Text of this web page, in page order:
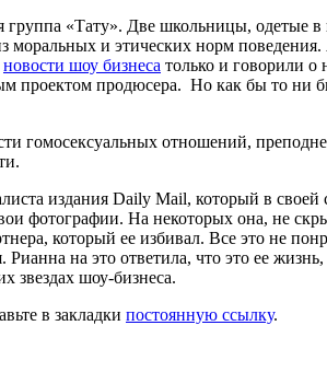
группа «Тату». Две школьницы, одетые
и этических норм
новости шоу бизнеса только и говорили о
проектом продюсера. Но как бы то
гомосексуальных отношений,
издания Daily Mail, который в
фотографии. На некоторых она, не
который ее избивал. Все это не
на это ответила, что это ее
звездах шоу-бизнеса.
в закладки постоянную ссылку.